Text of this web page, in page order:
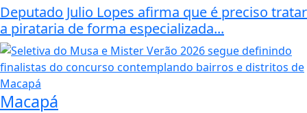
Deputado Julio Lopes afirma que é preciso tratar
a pirataria de forma especializada...
Macapá